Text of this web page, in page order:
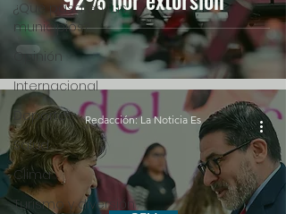
¿Qué pasa en tus
municipios?
Opinión
Internacional
Deportes
Salud
Clima
Turismo y diversión
Redacción: La Noticia Es